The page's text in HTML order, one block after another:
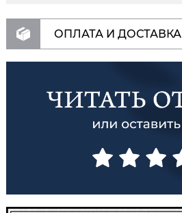
ОПЛАТА И ДОСТАВКА